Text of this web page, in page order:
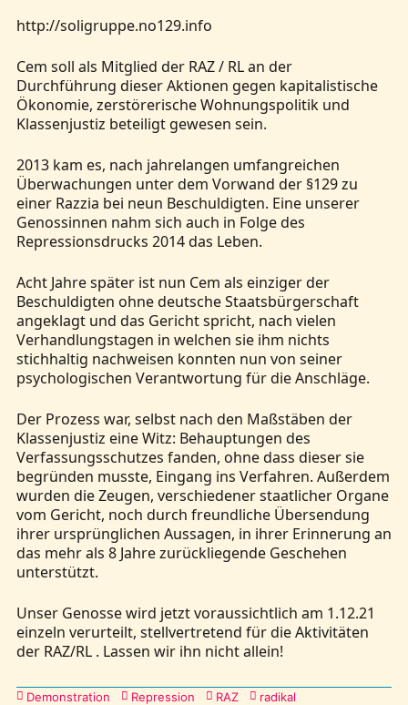
http://soligruppe.no129.info
Cem soll als Mitglied der RAZ / RL an der
Durchführung dieser Aktionen gegen kapitalistische
Ökonomie, zerstörerische Wohnungspolitik und
Klassenjustiz beteiligt gewesen sein.
2013 kam es, nach jahrelangen umfangreichen
Überwachungen unter dem Vorwand der §129 zu
einer Razzia bei neun Beschuldigten. Eine unserer
Genossinnen nahm sich auch in Folge des
Repressionsdrucks 2014 das Leben.
Acht Jahre später ist nun Cem als einziger der
Beschuldigten ohne deutsche Staatsbürgerschaft
angeklagt und das Gericht spricht, nach vielen
Verhandlungstagen in welchen sie ihm nichts
stichhaltig nachweisen konnten nun von seiner
psychologischen Verantwortung für die Anschläge.
Der Prozess war, selbst nach den Maßstäben der
Klassenjustiz eine Witz: Behauptungen des
Verfassungsschutzes fanden, ohne dass dieser sie
begründen musste, Eingang ins Verfahren. Außerdem
wurden die Zeugen, verschiedener staatlicher Organe
vom Gericht, noch durch freundliche Übersendung
ihrer ursprünglichen Aussagen, in ihrer Erinnerung an
das mehr als 8 Jahre zurückliegende Geschehen
unterstützt.
Unser Genosse wird jetzt voraussichtlich am 1.12.21
einzeln verurteilt, stellvertretend für die Aktivitäten
der RAZ/RL . Lassen wir ihn nicht allein!
Kategorien
Demonstration Repression RAZ radikal